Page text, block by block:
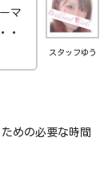
スタッフゆう
マ
・
めの必要な時間